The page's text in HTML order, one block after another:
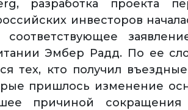
разработка проекта
инвесторов
соответствующее
Эмбер Радд. По ее
тех, кто получил
пришлось изменение
причиной сокращения